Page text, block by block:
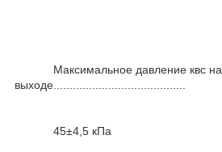
Максимальное давление квс на
выходе.........................................
45±4,5 кПа